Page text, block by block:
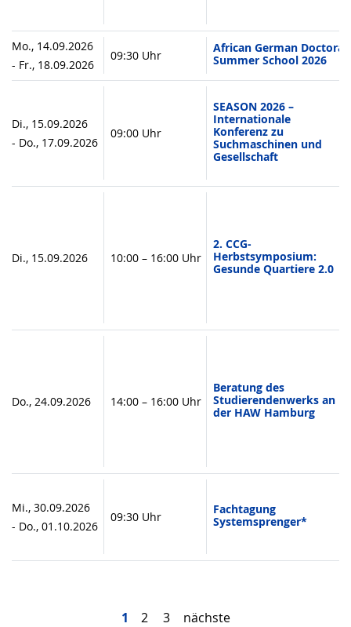
Mo., 14.09.2026
- Fr., 18.09.2026
09:30 Uhr
African German Doctoral
Summer School 2026
Di., 15.09.2026
- Do., 17.09.2026
09:00 Uhr
SEASON 2026 –
Internationale
Konferenz zu
Suchmaschinen und
Gesellschaft
Di., 15.09.2026 10:00 – 16:00 Uhr
2. CCG-
Herbstsymposium:
Gesunde Quartiere 2.0
Do., 24.09.2026 14:00 – 16:00 Uhr
Beratung des
Studierendenwerks an
der HAW Hamburg
Mi., 30.09.2026
- Do., 01.10.2026
09:30 Uhr
Fachtagung
Systemsprenger*
1 2 3 nächste